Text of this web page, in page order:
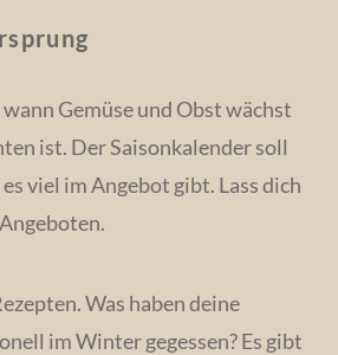
Gemüse und Obst wächst
ist. Der Saisonkalender soll
viel im Angebot gibt. Lass dich
Was haben deine
im Winter gegessen? Es gibt